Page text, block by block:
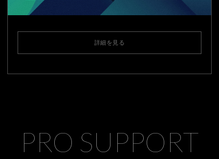
詳細を見る
PRO SUPPORT